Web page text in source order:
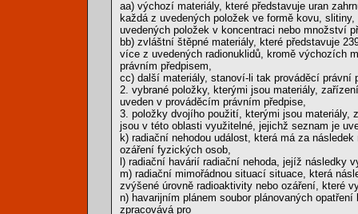
aa) výchozí materiály, které představuje uran
každá z uvedených položek ve formě kovu,
uvedených položek v koncentraci nebo množství
bb) zvláštní štěpné materiály, které představuje
více z uvedených radionuklidů, kromě výchozích
právním předpisem,
cc) další materiály, stanoví-li tak prováděcí právní
2. vybrané položky, kterými jsou materiály,
uveden v prováděcím právním předpise,
3. položky dvojího použití, kterými jsou materiály,
jsou v této oblasti využitelné, jejichž seznam je
k) radiační nehodou událost, která má za
ozáření fyzických osob,
l) radiační havárií radiační nehoda, jejíž následky
m) radiační mimořádnou situací situace, která
zvýšené úrovně radioaktivity nebo ozáření, které
n) havarijním plánem soubor plánovaných
zpracovává pro